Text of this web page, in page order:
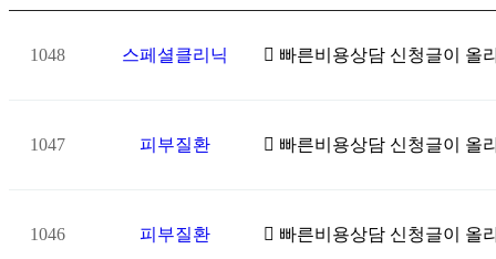
1048 스페셜클리닉 빠른비용상담 신청글이 올
1047 피부질환 빠른비용상담 신청글이 올
1046 피부질환 빠른비용상담 신청글이 올